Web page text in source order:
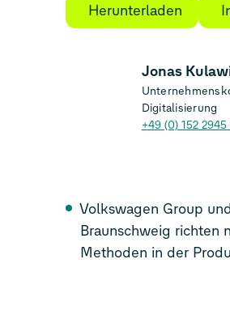
Herunterladen
Jonas
Digitalisierung
+49 (0) 152 2945
Volkswagen Group
Braunschweig richten
Methoden in der